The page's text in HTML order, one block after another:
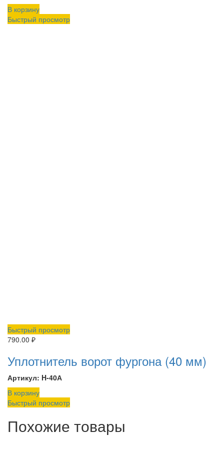
В корзину
Быстрый просмотр
Быстрый просмотр
790.00 ₽
Уплотнитель ворот фургона (40 мм)
Артикул: H-40А
В корзину
Быстрый просмотр
Похожие товары